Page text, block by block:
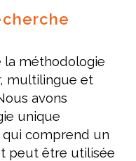
la méthodologie
multilingue et
avons
unique
comprend un
peut être utilisée